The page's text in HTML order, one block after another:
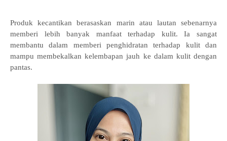
Produk kecantikan berasaskan marin atau lautan sebenarnya
memberi lebih banyak manfaat terhadap kulit. Ia sangat
membantu dalam memberi penghidratan terhadap kulit dan
mampu membekalkan kelembapan jauh ke dalam kulit dengan
pantas.